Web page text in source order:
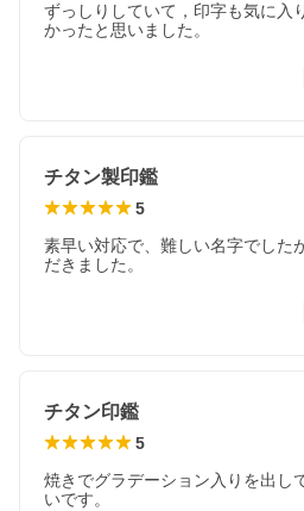
ずっしりしていて，印字も気に入
かったと思いました。
チタン製印鑑
5
素早い対応で、難しい名字でした
だきました。
チタン印鑑
5
焼きでグラデーション入りを出し
いです。